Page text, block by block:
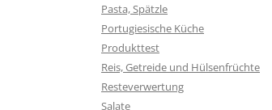
Pasta, Spätzle
Portugiesische Küche
Produkttest
Reis, Getreide und Hülsenfrüchte
Resteverwertung
Salate